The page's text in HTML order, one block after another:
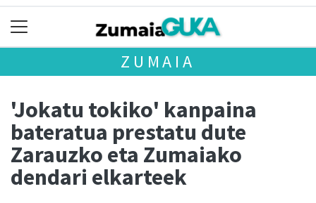
ZUMAIA
'Jokatu tokiko' kanpaina
bateratua prestatu dute
Zarauzko eta Zumaiako
dendari elkarteek